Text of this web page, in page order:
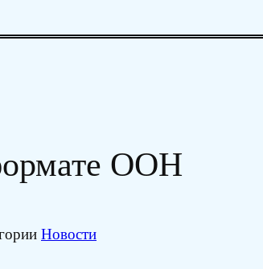
ООН
Новости